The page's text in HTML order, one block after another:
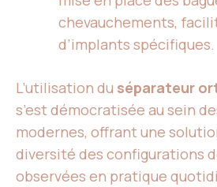
chevauchements,
d’implants spécifiques.
L’utilisation du séparateur
s’est démocratisée au sein
modernes, offrant une
diversité des configurations
observées en pratique